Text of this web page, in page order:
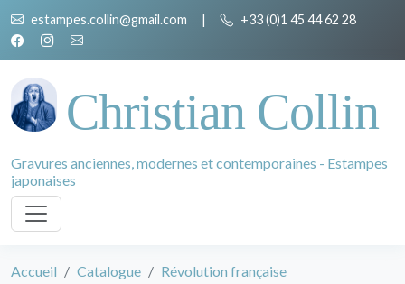
estampes.collin@gmail.com | +33 (0)1 45 44 62 28
Christian Collin
Gravures anciennes, modernes et contemporaines - Estampes
japonaises
Accueil Catalogue
Révolution française